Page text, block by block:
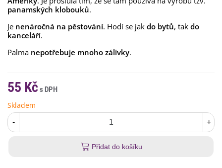
panamských klobouků.
Je nenáročná na pěstování. Hodí se jak do bytů, tak do
kanceláří.
Palma nepotřebuje mnoho zálivky.
55 Kč
Skladem
- +
Přidat do košíku